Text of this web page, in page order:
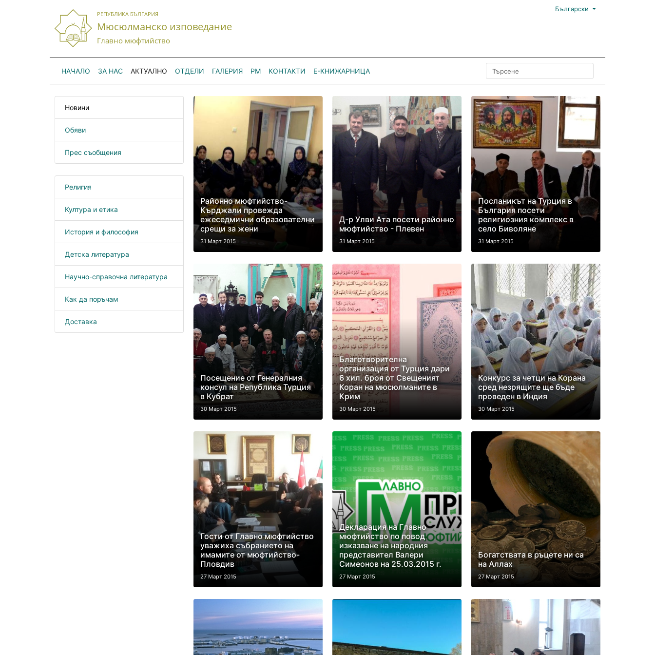
РЕПУБЛИКА БЪЛГАРИЯ
Мюсюлманско изповедание
Главно мюфтийство
Български
НАЧАЛО ЗА НАС АКТУАЛНО ОТДЕЛИ ГАЛЕРИЯ РМ КОНТАКТИ Е-КНИЖАРНИЦА
Новини
Обяви
Прес съобщения
Религия
Култура и етика
История и философия
Детска литература
Научно-справочна литература
Как да поръчам
Доставка
Районно мюфтийство-
Кърджали провежда
ежеседмични образователни
срещи за жени
31 Март 2015
Д-р Улви Ата посети районно
мюфтийство - Плевен
31 Март 2015
Посланикът на Турция в
България посети
религиозния комплекс в
село Биволяне
31 Март 2015
Посещение от Генералния
консул на Република Турция
в Кубрат
30 Март 2015
Благотворителна
организация от Турция дари
6 хил. броя от Свещеният
Коран на мюсюлманите в
Крим
30 Март 2015
Конкурс за четци на Корана
сред незрящите ще бъде
проведен в Индия
30 Март 2015
Гости от Главно мюфтийство
уважиха събранието на
имамите от мюфтийство-
Пловдив
27 Март 2015
Декларация на Главно
мюфтийство по повод
изказване на народния
представител Валери
Симеонов на 25.03.2015 г.
27 Март 2015
Богатствата в ръцете ни са
на Аллах
27 Март 2015